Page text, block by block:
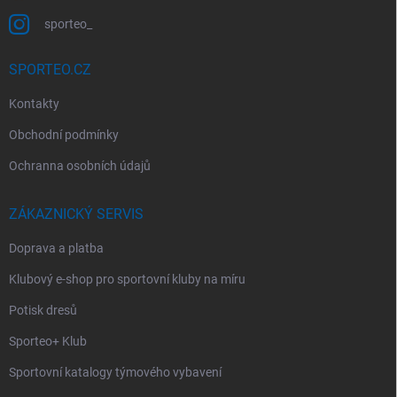
sporteo_
SPORTEO.CZ
Kontakty
Obchodní podmínky
Ochranna osobních údajů
ZÁKAZNICKÝ SERVIS
Doprava a platba
Klubový e-shop pro sportovní kluby na míru
Potisk dresů
Sporteo+ Klub
Sportovní katalogy týmového vybavení